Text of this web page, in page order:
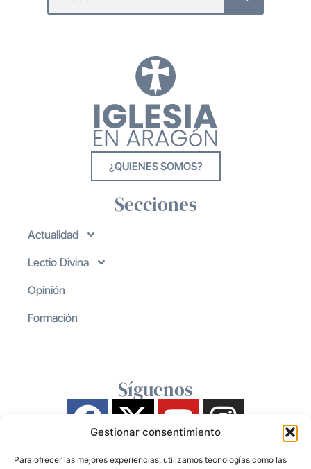
Gestionar consentimiento
Para ofrecer las mejores experiencias, utilizamos tecnologías como las
¿QUIENES SOMOS?
Secciones
Actualidad
Lectio Divina
Opinión
Formación
Síguenos